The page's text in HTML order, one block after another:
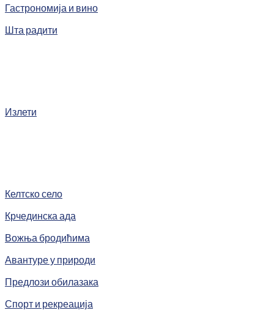
Гастрономија и вино
Шта радити
Излети
Келтско село
Крчединска ада
Вожња бродићима
Авантуре у природи
Предлози обилазака
Спорт и рекреација